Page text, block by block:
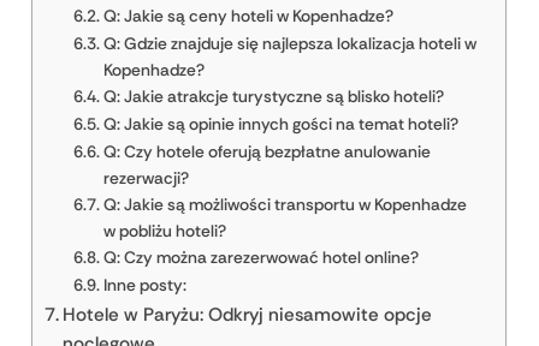
Q: Jakie są ceny hoteli w Kopenhadze?
Q: Gdzie znajduje się najlepsza lokalizacja hoteli w
Kopenhadze?
Q: Jakie atrakcje turystyczne są blisko hoteli?
Q: Jakie są opinie innych gości na temat hoteli?
Q: Czy hotele oferują bezpłatne anulowanie
rezerwacji?
Q: Jakie są możliwości transportu w Kopenhadze
w pobliżu hoteli?
Q: Czy można zarezerwować hotel online?
Inne posty:
Hotele w Paryżu: Odkryj niesamowite opcje